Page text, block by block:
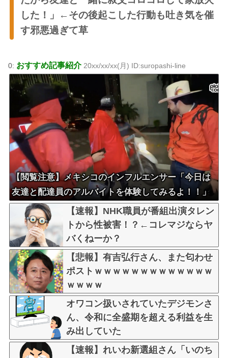
した！」←その後起こした行動も吐き気を催
す邪悪過ぎて草
0: おすすめ記事紹介20xx/xx/xx(月) ID:suropashi-line
【閲覧注意】メキシコのインフルエンサー「今日は
友達と配達員のアルバイトを体験してみるよ！！」
←結果・・・
【速報】NHK職員が番組出演タレン
トから性被害！？←コレマジならヤ
バくねーか？
【悲報】有吉弘行さん、また匂わせ
ポストｗｗｗｗｗｗｗｗｗｗｗｗｗ
ｗｗｗｗ
オワコン扱いされていたデジモンさ
ん、令和に全盛期を超える利益を生
み出していた
【速報】れいわ新選組さん「いのち